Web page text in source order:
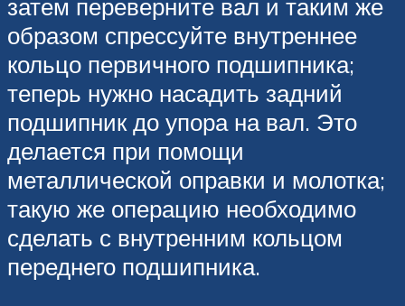
затем переверните вал и таким же
образом спрессуйте внутреннее
кольцо первичного подшипника;
теперь нужно насадить задний
подшипник до упора на вал. Это
делается при помощи
металлической оправки и молотка;
такую же операцию необходимо
сделать с внутренним кольцом
переднего подшипника.